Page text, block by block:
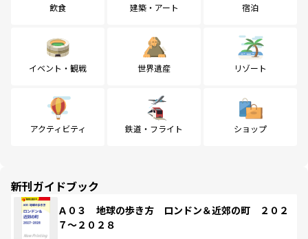
飲食 建築・アート 宿泊
イベント・観戦 世界遺産 リゾート
アクティビティ 鉄道・フライト ショップ
新刊ガイドブック
Ａ０３ 地球の歩き方 ロンドン＆近郊の町 ２０２
７～２０２８